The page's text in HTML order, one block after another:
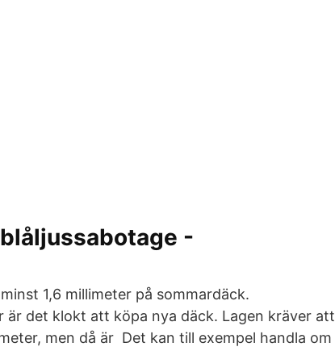
-
1,6 millimeter på sommardäck.
är det klokt att köpa nya däck. Lagen kräver att
men då är Det kan till exempel handla om